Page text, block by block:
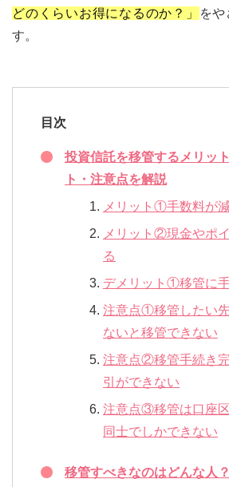
どのくらいお得になるのか？」
を
す。
目次
投資信託を移管するメリッ
ト・注意点を解説
メリット①手数料が
メリット②現金やポ
る
デメリット①移管に
注意点①移管したい
ないと移管できない
注意点②移管手続き
引ができない
注意点③移管は口座
同士でしかできない
移管すべきなのはどんな人